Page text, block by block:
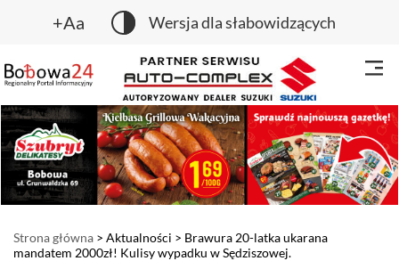
+Aa Wersja dla słabowidzących
Strona główna > Aktualności > Brawura 20-latka ukarana
mandatem 2000zł! Kulisy wypadku w Sędziszowej.